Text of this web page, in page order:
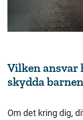
Vilken ansvar
skydda
Om det kring dig,